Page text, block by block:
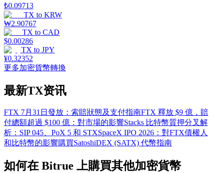
₺0.09713
TX to KRW
₩2.90767
TX to CAD
$0.00286
TX to JPY
¥0.32352
更多加密貨幣轉換
最新TX资讯
FTX 7月31日發放：索賠狀態及支付指南FTX 釋放 $9 億，賠
付總額超過 $100 億：對市場的影響Stacks 比特幣質押分叉解
析：SIP 045、PoX 5 和 STXSpaceX IPO 2026：對FTX債權人
和比特幣的影響購買SatoshiDEX (SATX) 代幣指南
如何在 Bitrue 上購買其他加密貨幣